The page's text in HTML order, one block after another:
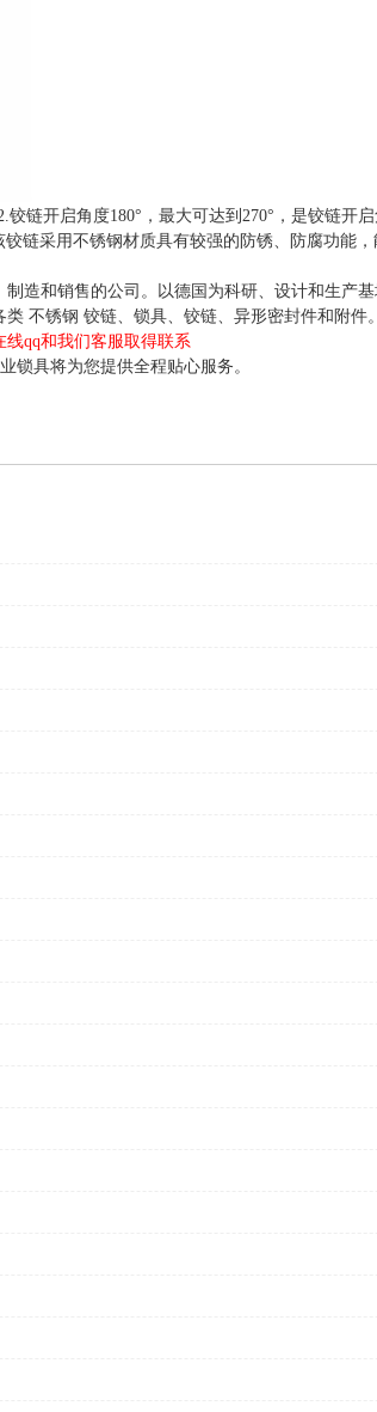
链开启角度180°，最大可达到270°，是铰链开
链采用不锈钢材质具有较强的防锈、防腐功能，
造和销售的公司。以德国为科研、设计和生产
不锈钢 铰链、锁具、铰链、异形密封件和附件
线qq和我们客服取得联系
锁具将为您提供全程贴心服务。